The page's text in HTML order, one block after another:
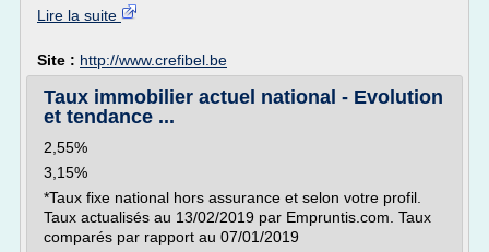
Lire la suite
Site : http://www.crefibel.be
Taux immobilier actuel national - Evolution
et tendance ...
2,55%
3,15%
*Taux fixe national hors assurance et selon votre profil.
Taux actualisés au 13/02/2019 par Empruntis.com. Taux
comparés par rapport au 07/01/2019